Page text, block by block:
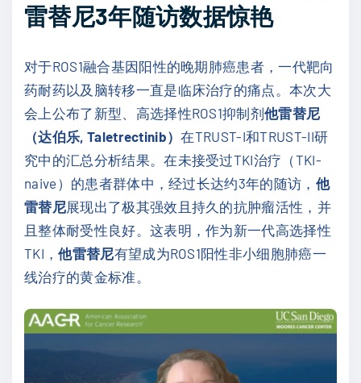
雷替尼3年随访数据惊艳
对于ROS1融合基因阳性的晚期肺癌患者，一代靶向
药耐药以及脑转移一直是临床治疗的痛点。本次大
会上公布了新型、高选择性ROS1抑制剂他雷替尼
（达伯乐, Taletrectinib）在TRUST-I和TRUST-II研
究中的汇总分析结果。在未接受过TKI治疗（TKI-
naive）的患者群体中，经过长达约3年的随访， 他
雷替尼展现出了极其强效且持久的抗肿瘤活性，并
且整体耐受性良好。这表明，作为新一代高选择性
TKI，他雷替尼有望成为ROS1阳性非小细胞肺癌一
线治疗的黄金标准。